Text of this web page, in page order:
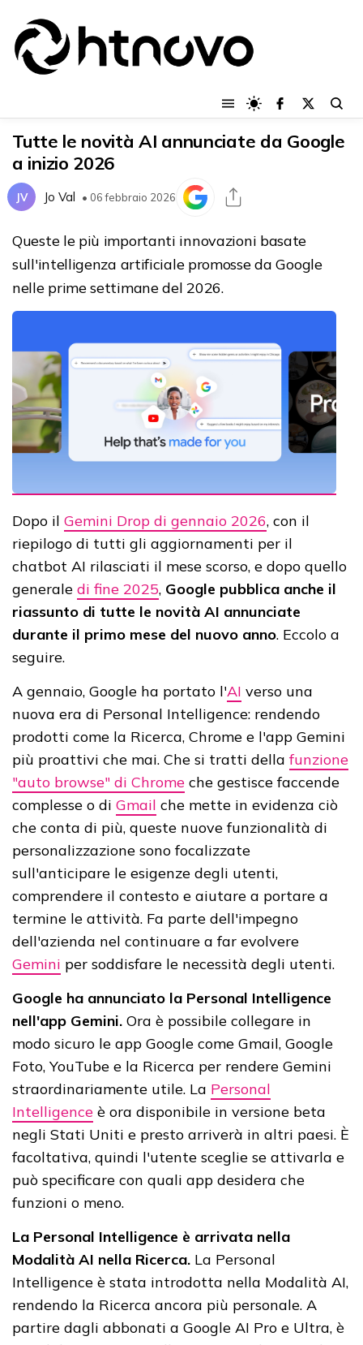
Tutte le novità AI annunciate da Google
a inizio 2026
JV Jo Val • 06 febbraio 2026
Queste le più importanti innovazioni basate
sull'intelligenza artificiale promosse da Google
nelle prime settimane del 2026.
Dopo il Gemini Drop di gennaio 2026, con il
riepilogo di tutti gli aggiornamenti per il
chatbot AI rilasciati il mese scorso, e dopo quello
generale di fine 2025, Google pubblica anche il
riassunto di tutte le novità AI annunciate
durante il primo mese del nuovo anno. Eccolo a
seguire.
A gennaio, Google ha portato l'AI verso una
nuova era di Personal Intelligence: rendendo
prodotti come la Ricerca, Chrome e l'app Gemini
più proattivi che mai. Che si tratti della funzione
"auto browse" di Chrome che gestisce faccende
complesse o di Gmail che mette in evidenza ciò
che conta di più, queste nuove funzionalità di
personalizzazione sono focalizzate
sull'anticipare le esigenze degli utenti,
comprendere il contesto e aiutare a portare a
termine le attività. Fa parte dell'impegno
dell'azienda nel continuare a far evolvere
Gemini per soddisfare le necessità degli utenti.
Google ha annunciato la Personal Intelligence
nell'app Gemini. Ora è possibile collegare in
modo sicuro le app Google come Gmail, Google
Foto, YouTube e la Ricerca per rendere Gemini
straordinariamente utile. La Personal
Intelligence è ora disponibile in versione beta
negli Stati Uniti e presto arriverà in altri paesi. È
facoltativa, quindi l'utente sceglie se attivarla e
può specificare con quali app desidera che
funzioni o meno.
La Personal Intelligence è arrivata nella
Modalità AI nella Ricerca. La Personal
Intelligence è stata introdotta nella Modalità AI,
rendendo la Ricerca ancora più personale. A
partire dagli abbonati a Google AI Pro e Ultra, è